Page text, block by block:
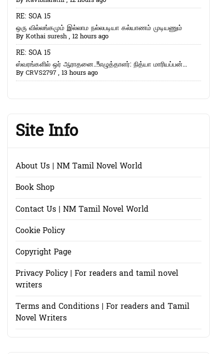
RE: SOA 15
ஒரு வில்லங்கமும் இல்லாம நல்லபடியா கல்யாணம் முடியணும்
ByKothai suresh, 12 hours ago
RE: SOA 15
ஸ்வரங்களில் ஒர் ஆராதனை..!!எழுத்தாளர்: நித்யா மாரியப்பன்...
ByCRVS2797, 13 hours ago
Site Info
About Us | NM Tamil Novel World
Book Shop
Contact Us | NM Tamil Novel World
Cookie Policy
Copyright Page
Privacy Policy | For readers and tamil novel
writers
Terms and Conditions | For readers and Tamil
Novel Writers